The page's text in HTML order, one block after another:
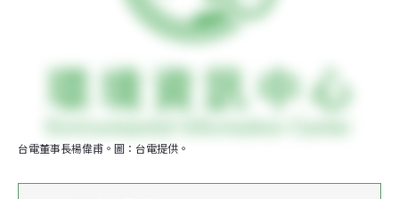
台電董事長楊偉甫。圖：台電提供。